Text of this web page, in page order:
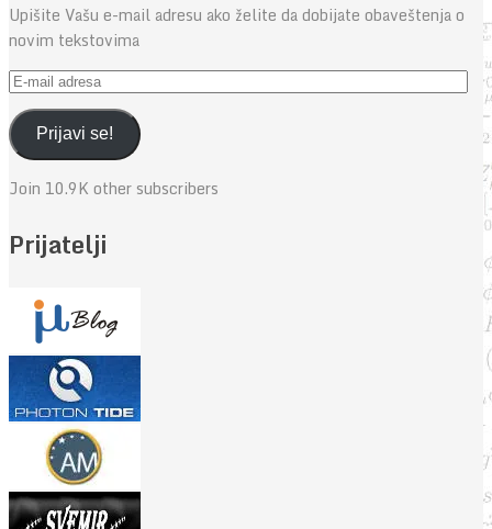
Upišite Vašu e-mail adresu ako želite da dobijate obaveštenja o
novim tekstovima
E-
mail
adresaPrijavi se!
Join 10.9K other subscribers
Prijatelji